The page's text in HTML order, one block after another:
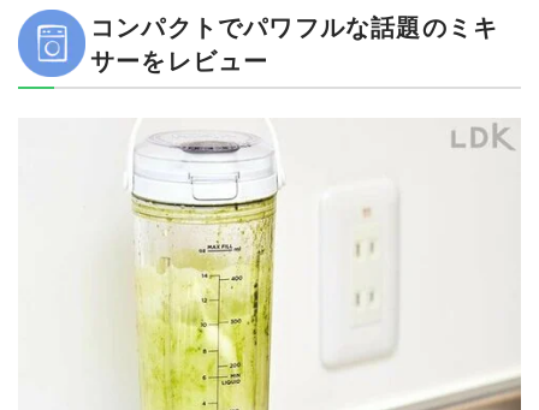
コンパクトでパワフルな話題のミキ
サーをレビュー